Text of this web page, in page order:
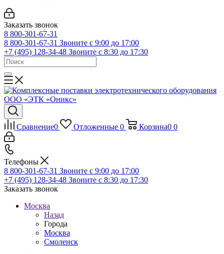
Заказать звонок
8 800-301-67-31
8 800-301-67-31 Звоните с 9:00 до 17:00
+7 (495) 128-34-48 Звоните с 8:30 до 17:30
Сравнение0 Отложенные 0 Корзина0 0
Телефоны
8 800-301-67-31 Звоните с 9:00 до 17:00
+7 (495) 128-34-48 Звоните с 8:30 до 17:30
Заказать звонок
Москва
Назад
Города
Москва
Смоленск